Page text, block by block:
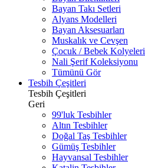
Bayan Takı Setleri
Alyans Modelleri
Bayan Aksesuarları
Muskalık ve Cevşen
Çocuk / Bebek
Nali Şerif Koleksiyonu
Tümünü Gör
Tesbih Çeşitleri
Tesbih Çeşitleri
Geri
99'luk Tesbihler
Altın Tesbihler
Doğal Taş Tesbihler
Gümüş Tesbihler
Hayvansal Tesbihler